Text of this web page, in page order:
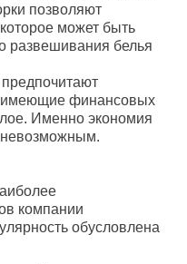
позволяют
может быть
развешивания белья
имеющие финансовых
Именно экономия
невозможным.
компании
обусловлена